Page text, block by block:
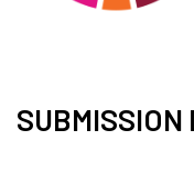
SUBMISSION